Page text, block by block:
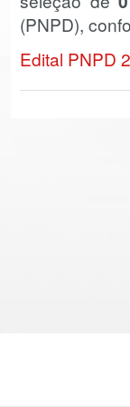
(PNPD),
Edital PNPD